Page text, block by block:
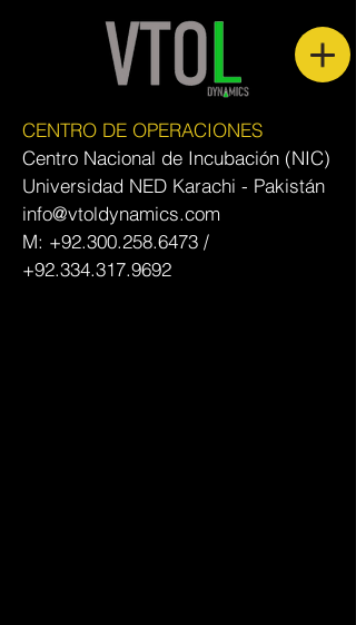
CENTRO DE OPERACIONES
Centro Nacional de Incubación (NIC)
Universidad NED Karachi - Pakistán
info@vtoldynamics.com
M: +92.300.258.6473 /
+92.334.317.9692